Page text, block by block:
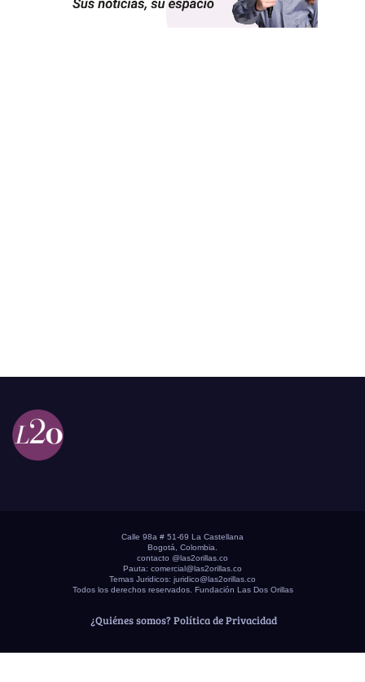
Calle 98a # 51-69 La Castellana
Bogotá, Colombia.
contacto @las2orillas.co
Pauta: comercial@las2orillas.co
Temas Juridicos: juridico@las2orillas.co
Todos los derechos reservados. Fundación Las Dos Orillas
¿Quiénes somos? Política de Privacidad